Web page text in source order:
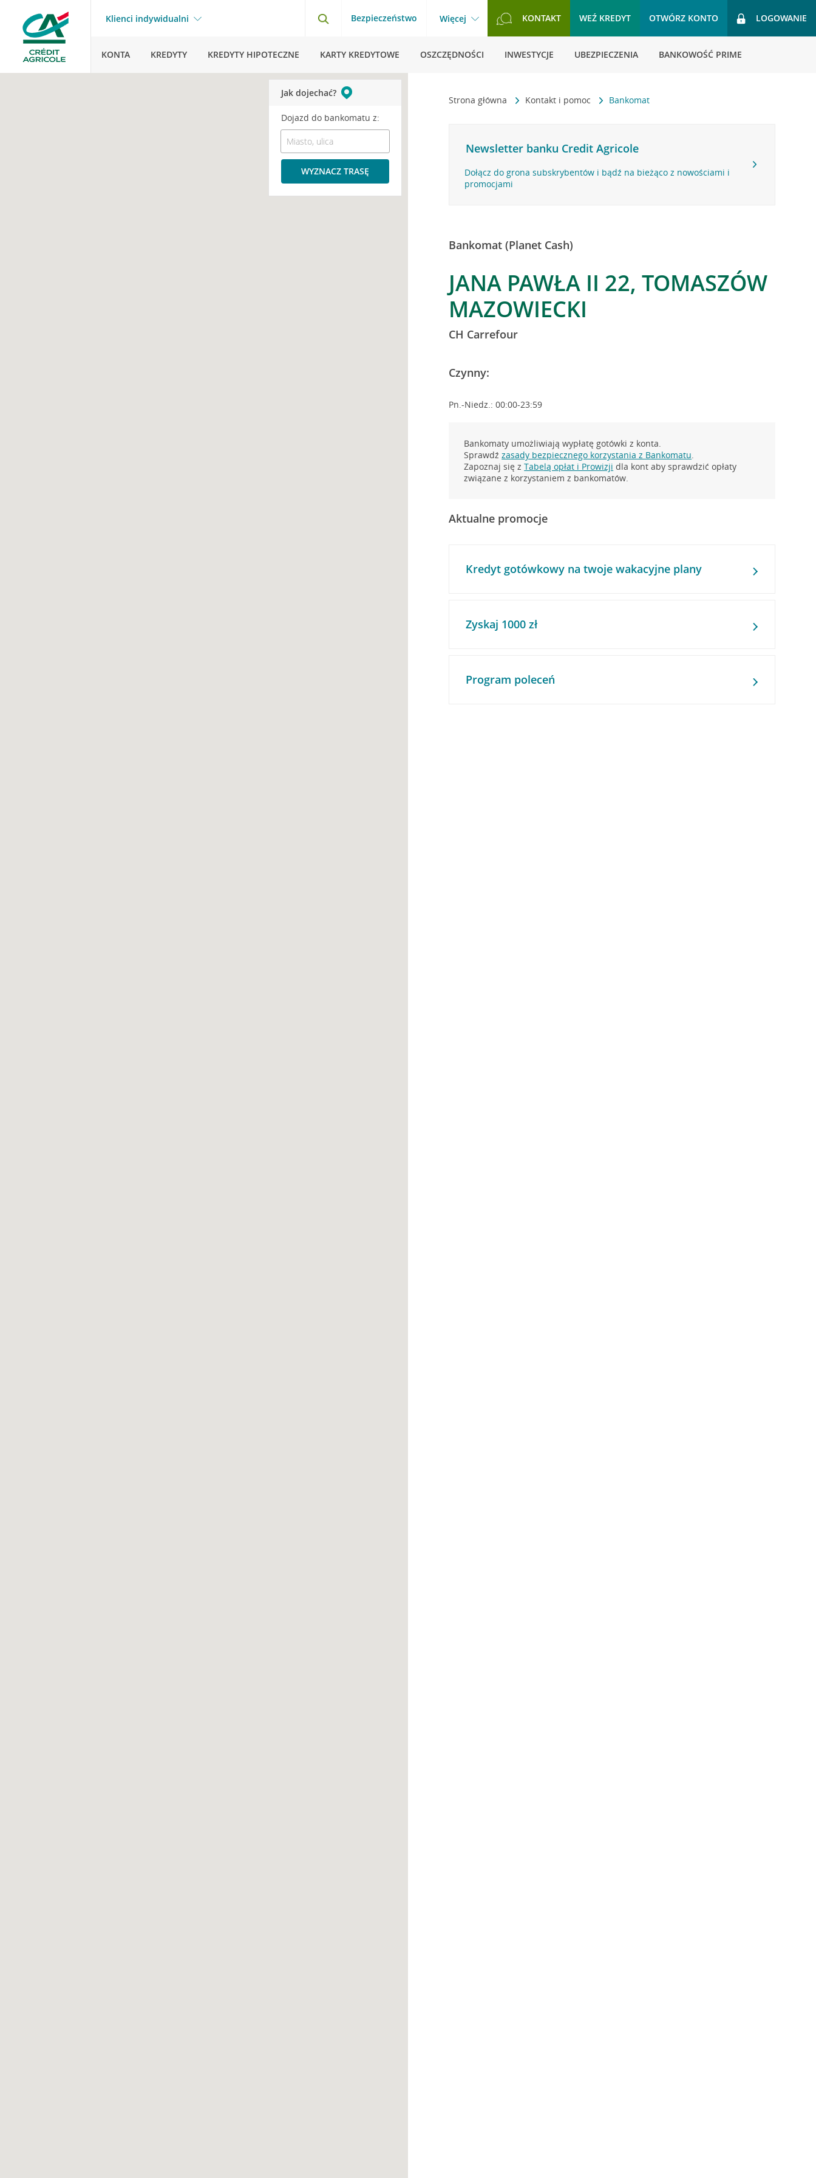
Klienci indywidualni Bezpieczeństwo Więcej KONTAKT WEŹ KREDYT OTWÓRZ KONTO LOGOWANIE
KONTA KREDYTY KREDYTY HIPOTECZNE KARTY KREDYTOWE OSZCZĘDNOŚCI INWESTYCJE UBEZPIECZENIA BANKOWOŚĆ PRIME
Strona główna Kontakt i pomoc Bankomat
Newsletter banku Credit Agricole
Dołącz do grona subskrybentów i bądź na bieżąco z nowościami i
promocjami
Bankomat (Planet Cash)
JANA PAWŁA II 22, TOMASZÓW
MAZOWIECKI
CH Carrefour
Czynny:
Pn.-Niedz.: 00:00-23:59
Bankomaty umożliwiają wypłatę gotówki z konta.
Sprawdźzasady bezpiecznego korzystania z Bankomatu.
Zapoznaj się zTabelą opłat i Prowizji dla kont aby sprawdzić opłaty
związane z korzystaniem z bankomatów.
Aktualne promocje
Kredyt gotówkowy na twoje wakacyjne plany
Zyskaj 1000 zł
Program poleceń
Jak dojechać?
Dojazd do bankomatu z:
WYZNACZ TRASĘ